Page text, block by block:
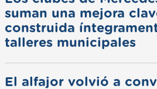
suman una mejora
construida
talleres municipales
El alfajor volvió a